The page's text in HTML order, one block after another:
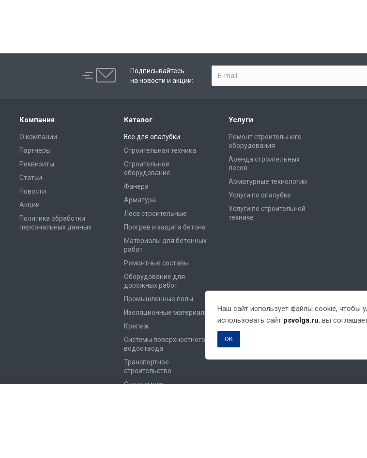
Подписывайтесь
на новости и акции:
Компания
О компании
Партнеры
Реквизиты
Статьи
Новости
Акции
Политика обработки
персональных данных
Каталог
Все для опалубки
Строительная техника
Строительное
оборудование
Фанера
Арматура
Леса строительные
Прогрев и защита бетона
Материалы для бетонных
работ
Ремонтные составы
Оборудование для
дорожных работ
Промышленные полы
Изоляционные материалы
Крепеж
Системы поверхностного
водоотвода
Транспортное
строительство
Сухие смеси
Услуги
Ремонт строительного
оборудования
Аренда строительных
лесов
Арматурные технологии
Услуги по опалубке
Услуги по строительной
технике
Наш сайт использует файлы cookie, чтобы
использовать сайт psvolga.ru, вы
OK